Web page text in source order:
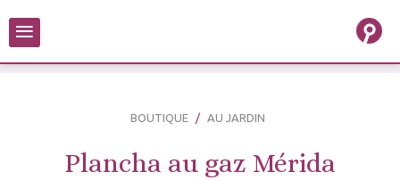
≡
BOUTIQUE AU JARDIN
Plancha au gaz Mérida